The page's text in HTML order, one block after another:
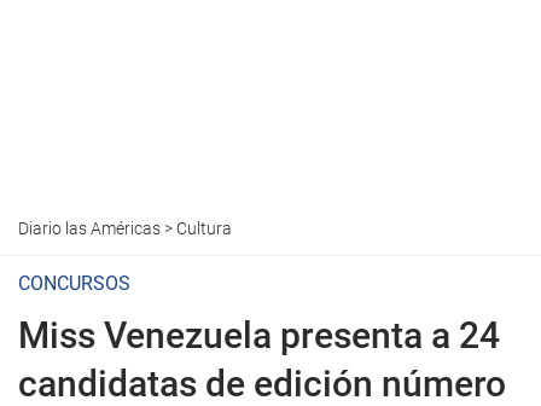
Diario las Américas> Cultura
CONCURSOS
Miss Venezuela presenta a 24
candidatas de edición número